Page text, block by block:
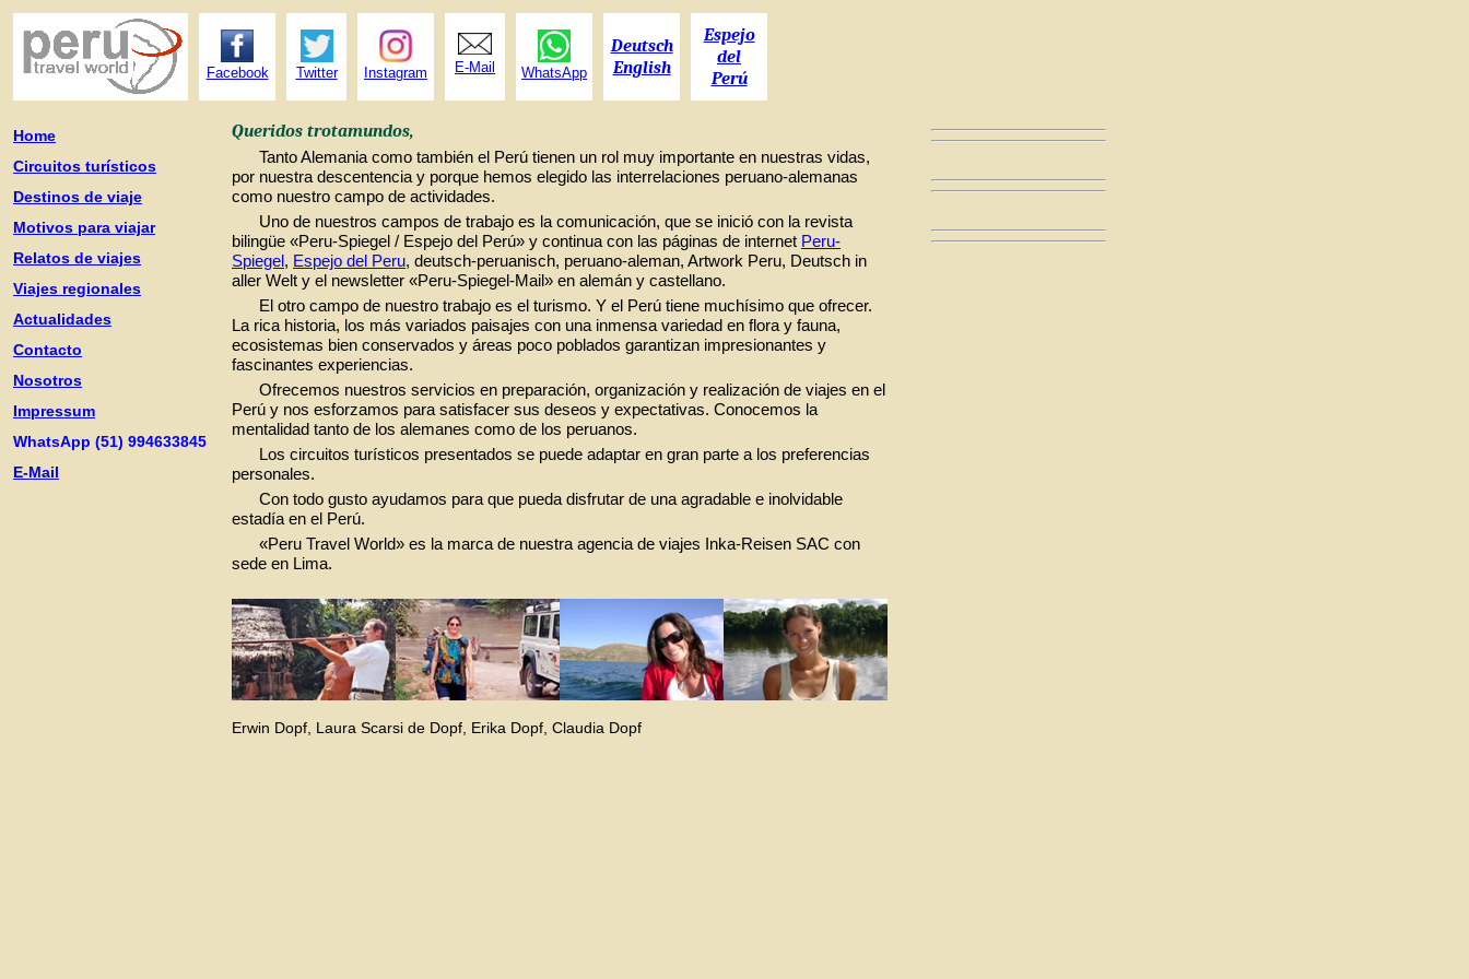
Queridos trotamundos,
Tanto Alemania como también el Perú tienen un rol muy importante en nuestras vidas,
por nuestra descentencia y porque hemos elegido las interrelaciones peruano-alemanas
como nuestro campo de actividades.
Uno de nuestros campos de trabajo es la comunicación, que se inició con la revista
bilingüe «Peru-Spiegel / Espejo del Perú» y continua con las páginas de internet Peru-
Spiegel, Espejo del Peru, deutsch-peruanisch, peruano-aleman, Artwork Peru, Deutsch in
aller Welt y el newsletter «Peru-Spiegel-Mail» en alemán y castellano.
El otro campo de nuestro trabajo es el turismo. Y el Perú tiene muchísimo que ofrecer.
La rica historia, los más variados paisajes con una inmensa variedad en flora y fauna,
ecosistemas bien conservados y áreas poco poblados garantizan impresionantes y
fascinantes experiencias.
Ofrecemos nuestros servicios en preparación, organización y realización de viajes en el
Perú y nos esforzamos para satisfacer sus deseos y expectativas. Conocemos la
mentalidad tanto de los alemanes como de los peruanos.
Los circuitos turísticos presentados se puede adaptar en gran parte a los preferencias
personales.
Con todo gusto ayudamos para que pueda disfrutar de una agradable e inolvidable
estadía en el Perú.
«Peru Travel World» es la marca de nuestra agencia de viajes Inka-Reisen SAC con
sede en Lima.
Erwin Dopf, Laura Scarsi de Dopf, Erika Dopf, Claudia Dopf
Home
Circuitos turísticos
Destinos de viaje
Motivos para viajar
Relatos de viajes
Viajes regionales
Actualidades
Contacto
Nosotros
Impressum
WhatsApp (51) 994633845
E-Mail
Facebook Twitter Instagram E-Mail WhatsApp
Deutsch
English
Espejo
del
Perú